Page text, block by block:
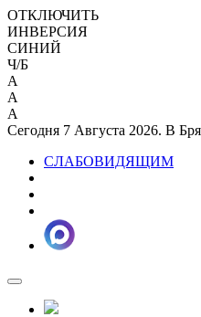
ОТКЛЮЧИТЬ
ИНВЕРСИЯ
СИНИЙ
Ч/Б
A
A
A
Сегодня 7 Августа 2026. В
СЛАБОВИДЯЩИМ